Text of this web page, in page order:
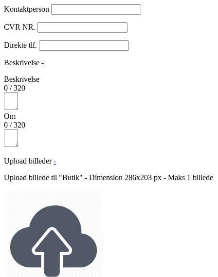
Kontaktperson
CVR NR.
Direkte tlf.
Beskrivelse -
Beskrivelse
0 /320
Om
0 /320
Upload billeder -
Upload billede til "Butik" - Dimension 286x203 px - Maks 1 billede